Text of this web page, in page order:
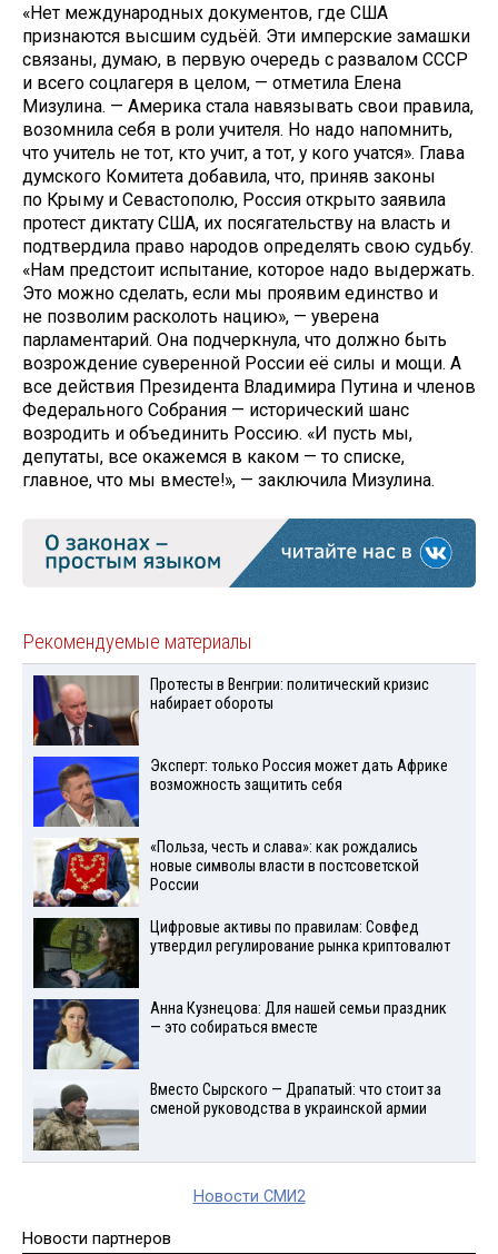
«Нет международных документов, где США
признаются высшим судьёй. Эти имперские замашки
связаны, думаю, в первую очередь с развалом СССР
и всего соцлагеря в целом, — отметила Елена
Мизулина. — Америка стала навязывать свои правила,
возомнила себя в роли учителя. Но надо напомнить,
что учитель не тот, кто учит, а тот, у кого учатся». Глава
думского Комитета добавила, что, приняв законы
по Крыму и Севастополю, Россия открыто заявила
протест диктату США, их посягательству на власть и
подтвердила право народов определять свою судьбу.
«Нам предстоит испытание, которое надо выдержать.
Это можно сделать, если мы проявим единство и
не позволим расколоть нацию», — уверена
парламентарий. Она подчеркнула, что должно быть
возрождение суверенной России её силы и мощи. А
все действия Президента Владимира Путина и членов
Федерального Собрания — исторический шанс
возродить и объединить Россию. «И пусть мы,
депутаты, все окажемся в каком — то списке,
главное, что мы вместе!», — заключила Мизулина.
Рекомендуемые материалы
Протесты в Венгрии: политический кризис
набирает обороты
Эксперт: только Россия может дать Африке
возможность защитить себя
«Польза, честь и слава»: как рождались
новые символы власти в постсоветской
России
Цифровые активы по правилам: Совфед
утвердил регулирование рынка криптовалют
Анна Кузнецова: Для нашей семьи праздник
— это собираться вместе
Вместо Сырского — Драпатый: что стоит за
сменой руководства в украинской армии
Новости СМИ2
Новости партнеров